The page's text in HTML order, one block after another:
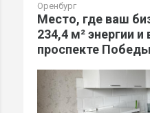
Оренбург
Место, где ваш
234,4 м² энергии
проспекте